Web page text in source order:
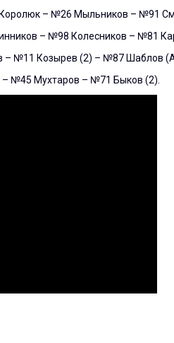
– №26 Мыльников – №91
– №98 Колесников – №81
– №11 Козырев (2) – №87 Шаблов
№45 Мухтаров – №71 Быков (2).